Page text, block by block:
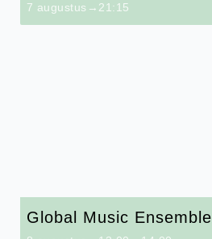
7 augustus→21:15
Global Music Ensemble